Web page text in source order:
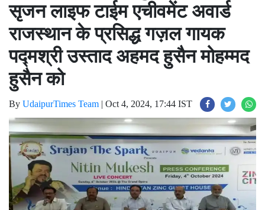
सृजन लाइफ टाईम एचीवमेंट अवार्ड
राजस्थान के प्रसिद्ध गज़ल गायक
पद्मश्री उस्ताद अहमद हुसैन मोहम्मद
हुसैन को
By UdaipurTimes Team | Oct 4, 2024, 17:44 IST